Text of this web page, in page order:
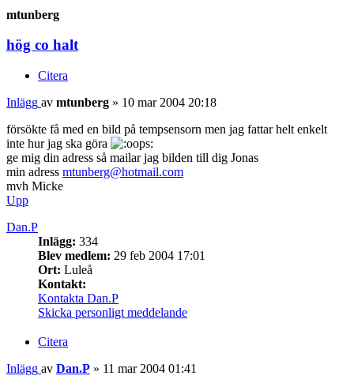
mtunberg
hög co halt
Citera
Inlägg av mtunberg » 10 mar 2004 20:18
försökte få med en bild på tempsensorn men jag fattar helt enkelt
inte hur jag ska göra
ge mig din adress så mailar jag bilden till dig Jonas
min adress mtunberg@hotmail.com
mvh Micke
Upp
Dan.P
Inlägg: 334
Blev medlem: 29 feb 2004 17:01
Ort: Luleå
Kontakt:
Kontakta Dan.P
Skicka personligt meddelande
Citera
Inlägg av Dan.P » 11 mar 2004 01:41